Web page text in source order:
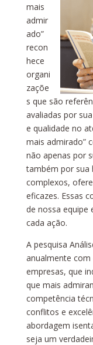
mais
admir
ado”
recon
hece
organi
zaçõe
s que são
avaliadas por
e qualidade no
mais admirado”
não apenas por
também por sua
complexos,
eficazes. Essas
de nossa equipe
cada ação.
A pesquisa
anualmente com
empresas, que
que mais
competência
conflitos e
abordagem
seja um